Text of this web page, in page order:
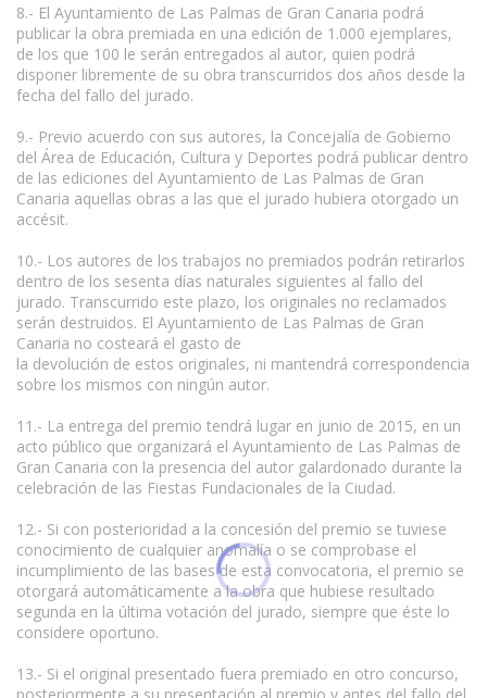
8.- El Ayuntamiento de Las Palmas de Gran Canaria podrá
publicar la obra premiada en una edición de 1.000 ejemplares,
de los que 100 le serán entregados al autor, quien podrá
disponer libremente de su obra transcurridos dos años desde la
fecha del fallo del jurado.
9.- Previo acuerdo con sus autores, la Concejalía de Gobierno
del Área de Educación, Cultura y Deportes podrá publicar dentro
de las ediciones del Ayuntamiento de Las Palmas de Gran
Canaria aquellas obras a las que el jurado hubiera otorgado un
accésit.
10.- Los autores de los trabajos no premiados podrán retirarlos
dentro de los sesenta días naturales siguientes al fallo del
jurado. Transcurrido este plazo, los originales no reclamados
serán destruidos. El Ayuntamiento de Las Palmas de Gran
Canaria no costeará el gasto de
la devolución de estos originales, ni mantendrá correspondencia
sobre los mismos con ningún autor.
11.- La entrega del premio tendrá lugar en junio de 2015, en un
acto público que organizará el Ayuntamiento de Las Palmas de
Gran Canaria con la presencia del autor galardonado durante la
celebración de las Fiestas Fundacionales de la Ciudad.
12.- Si con posterioridad a la concesión del premio se tuviese
conocimiento de cualquier anomalía o se comprobase el
incumplimiento de las bases de esta convocatoria, el premio se
otorgará automáticamente a la obra que hubiese resultado
segunda en la última votación del jurado, siempre que éste lo
considere oportuno.
13.- Si el original presentado fuera premiado en otro concurso,
posteriormente a su presentación al premio y antes del fallo del